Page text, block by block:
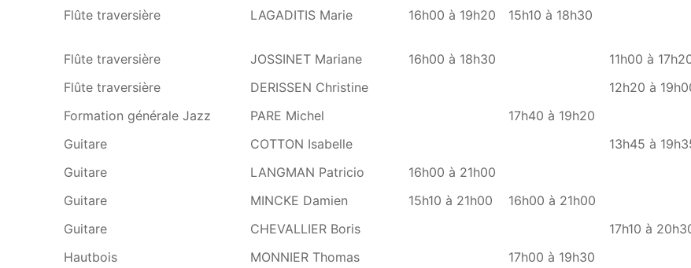
Flûte traversière
LAGADITIS Marie 16h00 à 19h20 15h10 à 18h30
Flûte traversière
JOSSINET Mariane 16h00 à 18h30 11h00 à
Flûte traversière
DERISSEN Christine
12h20 à
Formation générale Jazz
PARE Michel
17h40 à 19h20
Guitare
COTTON Isabelle
13h45 à
Guitare
LANGMAN Patricio
16h00 à 21h00
Guitare
MINCKE Damien 15h10 à 21h00
16h00 à 21h00
Guitare
CHEVALLIER Boris
17h10 à
Hautbois
MONNIER Thomas
17h00 à 19h30